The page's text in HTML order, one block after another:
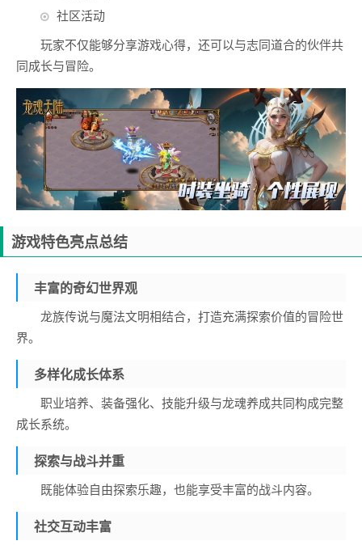
社区活动
玩家不仅能够分享游戏心得，还可以与志同道合的伙伴共
同成长与冒险。
游戏特色亮点总结
丰富的奇幻世界观
龙族传说与魔法文明相结合，打造充满探索价值的冒险世
界。
多样化成长体系
职业培养、装备强化、技能升级与龙魂养成共同构成完整
成长系统。
探索与战斗并重
既能体验自由探索乐趣，也能享受丰富的战斗内容。
社交互动丰富